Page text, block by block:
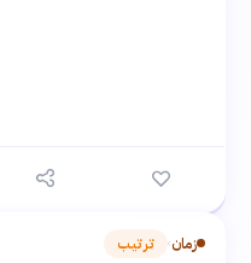
زمان› ترتيب